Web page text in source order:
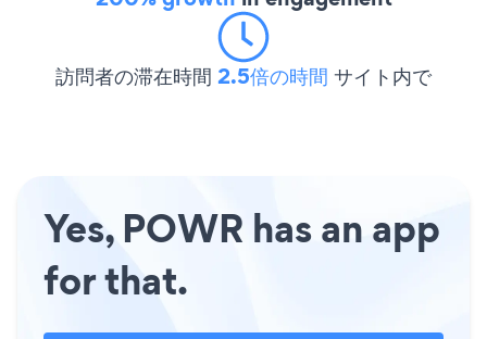
訪問者の滞在時間 2.5倍の時間 サイト内で
Yes, POWR has an app
for that.